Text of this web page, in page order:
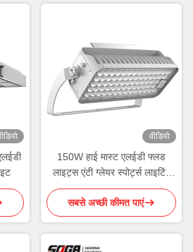
वीडियो
150W हाई मास्ट एलईडी फ्लड
लाइट्स एंटी ग्लेयर स्पोर्ट्स लाइटिंग
IK08
सबसे अच्छी कीमत पाएं